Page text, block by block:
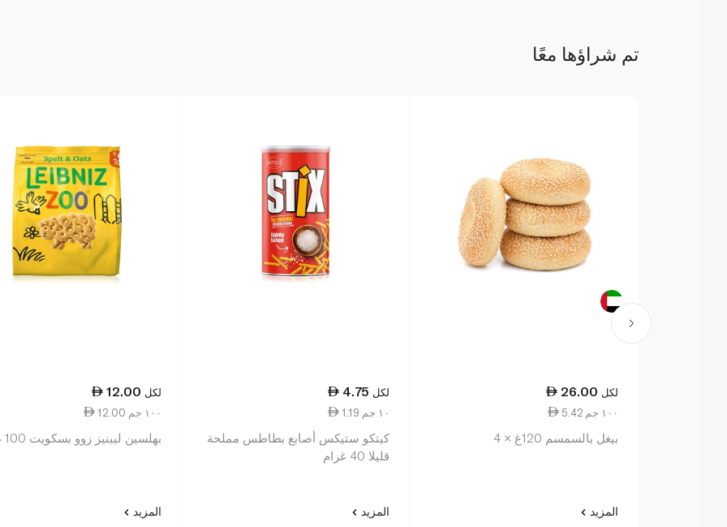
تم شراؤها معًا
26.00 لكل
5.42 ١٠٠ جم
بيغل بالسمسم 120غ × 4
المزيد
4.75 لكل
1.19 ١٠ جم
كيتكو ستيكس أصابع بطاطس مملحة
قليلا 40 غرام
المزيد
12.00 لكل
12.00 ١٠٠ جم
بهلسين ليبنيز زوو بسكويت 100 غرام
المزيد